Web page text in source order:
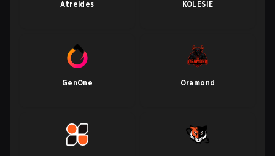
Atreides KOLESIE
GenOne Oramond